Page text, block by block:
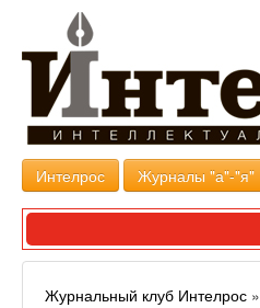
Интелрос Журналы "а"-"я"
Журнальный клуб Интелрос »